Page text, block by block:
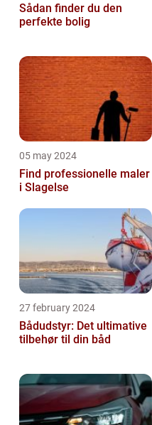
Sådan finder du den
perfekte bolig
05 may 2024
Find professionelle maler
i Slagelse
27 february 2024
Bådudstyr: Det ultimative
tilbehør til din båd